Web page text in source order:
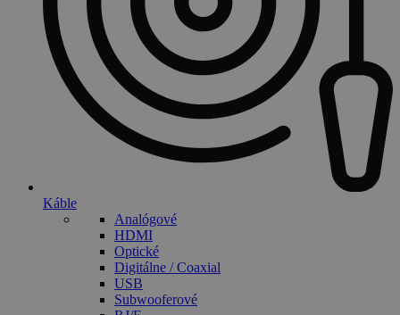
Káble
Analógové
HDMI
Optické
Digitálne / Coaxial
USB
Subwooferové